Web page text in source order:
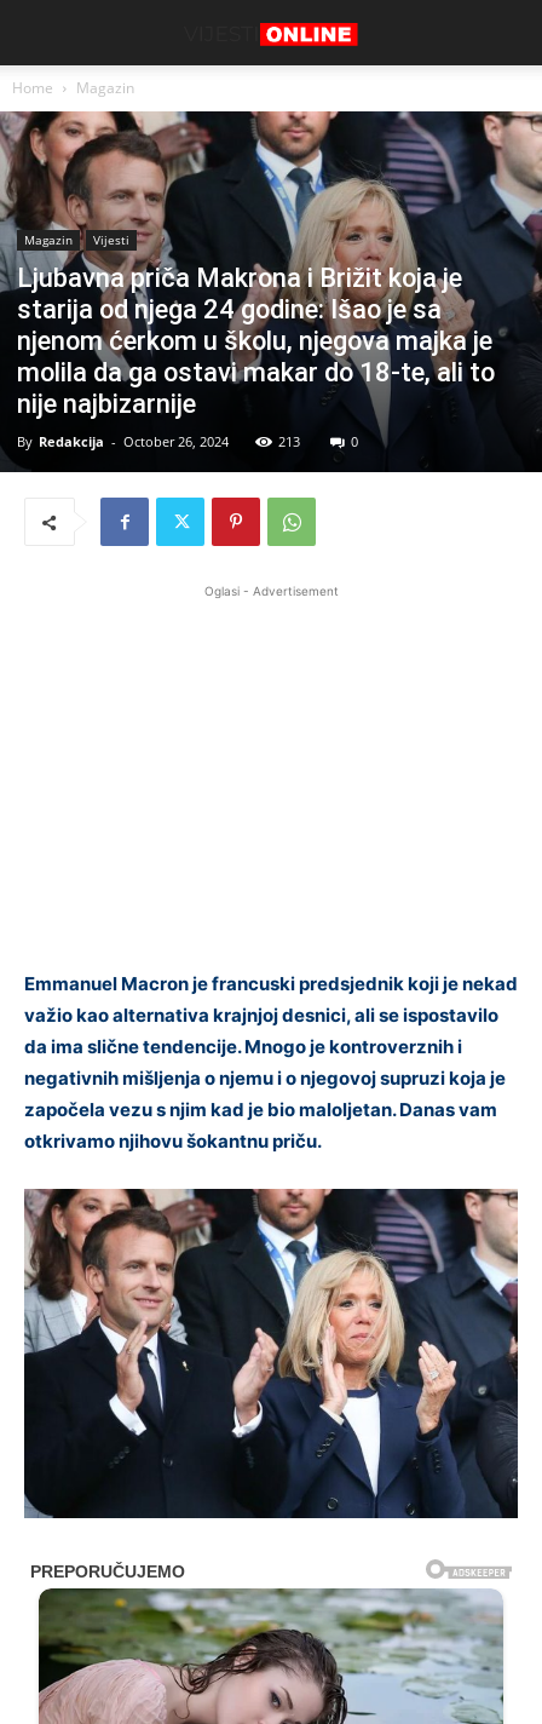
Home Magazin
Magazin Vijesti
Ljubavna priča Makrona i Brižit koja je
starija od njega 24 godine: Išao je sa
njenom ćerkom u školu, njegova majka je
molila da ga ostavi makar do 18-te, ali to
nije najbizarnije
By Redakcija - October 26, 2024 213 0
Oglasi - Advertisement
Emmanuel Macron je francuski predsjednik koji je nekad
važio kao alternativa krajnjoj desnici, ali se ispostavilo
da ima slične tendencije. Mnogo je kontroverznih i
negativnih mišljenja o njemu i o njegovoj supruzi koja je
započela vezu s njim kad je bio maloljetan. Danas vam
otkrivamo njihovu šokantnu priču.